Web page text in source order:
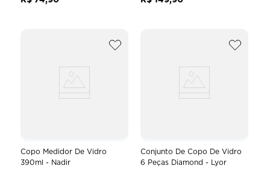
Copo Medidor De Vidro
390ml - Nadir
Conjunto De Copo De Vidro
6 Peças Diamond - Lyor